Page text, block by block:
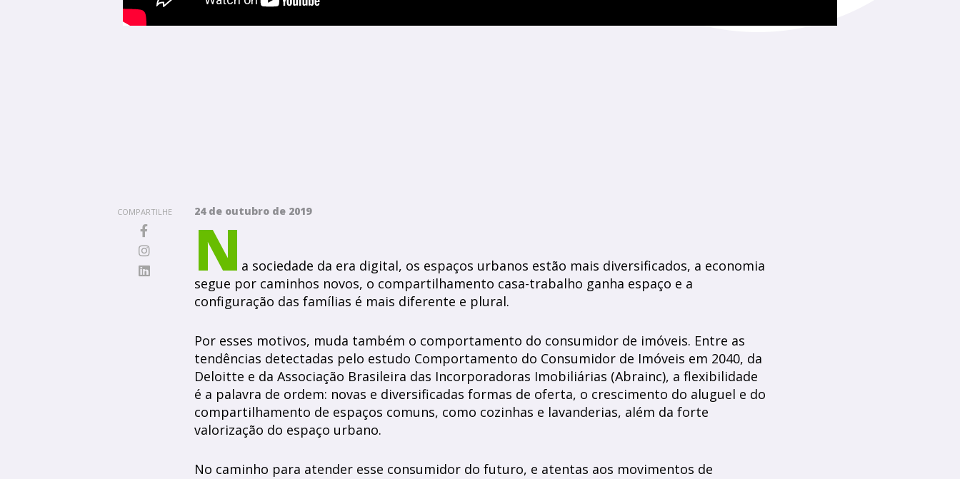
COMPARTILHE 24 de outubro de 2019
N a sociedade da era digital, os espaços urbanos estão mais diversificados, a economia
segue por caminhos novos, o compartilhamento casa-trabalho ganha espaço e a
configuração das famílias é mais diferente e plural.
Por esses motivos, muda também o comportamento do consumidor de imóveis. Entre as
tendências detectadas pelo estudo Comportamento do Consumidor de Imóveis em 2040, da
Deloitte e da Associação Brasileira das Incorporadoras Imobiliárias (Abrainc), a flexibilidade
é a palavra de ordem: novas e diversificadas formas de oferta, o crescimento do aluguel e do
compartilhamento de espaços comuns, como cozinhas e lavanderias, além da forte
valorização do espaço urbano.
No caminho para atender esse consumidor do futuro, e atentas aos movimentos de